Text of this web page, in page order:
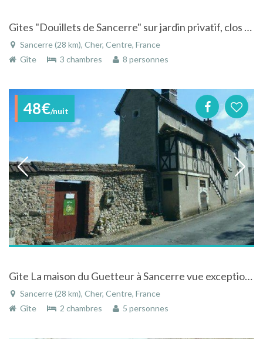
Gites "Douillets de Sancerre" sur jardin privatif, clos et gazonné
Sancerre (28 km), Cher, Centre, France
Gîte
3 chambres 8 personnes
48€/nuit
Gite La maison du Guetteur à Sancerre vue exceptionnelle et proche centre ville
Sancerre (28 km), Cher, Centre, France
Gîte
2 chambres 5 personnes